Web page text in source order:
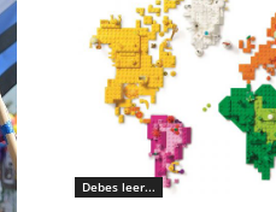
Debes leer...